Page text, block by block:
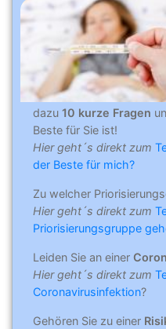
dazu 10 kurze Fragen
Beste für Sie ist!
Hier geht´s direkt zum
der Beste für mich?
Zu welcher
Hier geht´s direkt zum
Priorisierungsgruppe
Leiden Sie an einer
Hier geht´s direkt zum
Coronavirusinfektion?
Gehören Sie zu einer